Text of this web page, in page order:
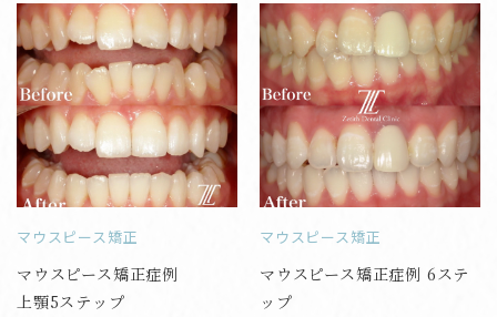
マウスピース矯正
マウスピース矯正症例
上顎5ステップ
マウスピース矯正
マウスピース矯正症例 6ステ
ップ